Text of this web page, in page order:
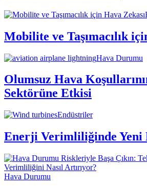
Mobilite ve Taşımacılık
Hava Durumu
Olumsuz Hava
Sektörüne Etkisi
Endüstriler
Enerji Verimliliğinde Yeni
Hava Durumu